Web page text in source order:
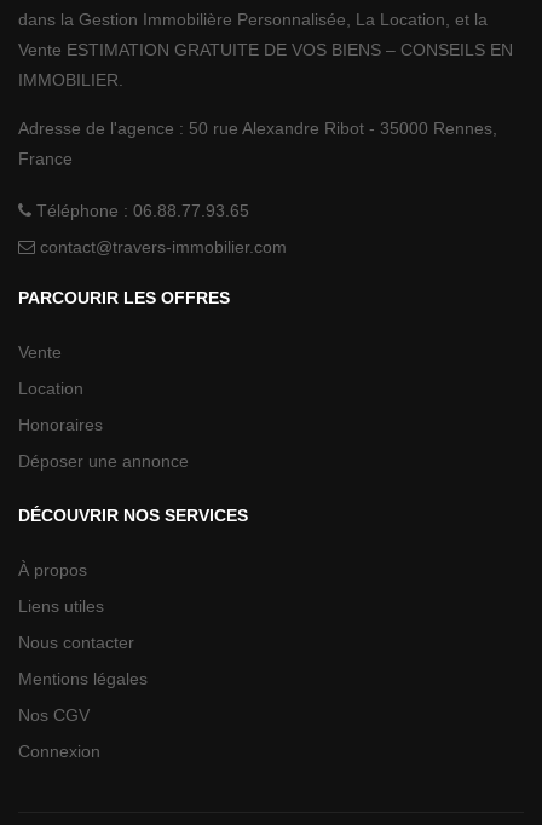
dans la Gestion Immobilière Personnalisée, La Location, et la
Vente ESTIMATION GRATUITE DE VOS BIENS – CONSEILS EN
IMMOBILIER.
Adresse de l'agence : 50 rue Alexandre Ribot - 35000 Rennes,
France
Téléphone : 06.88.77.93.65
contact@travers-immobilier.com
PARCOURIR LES OFFRES
Vente
Location
Honoraires
Déposer une annonce
DÉCOUVRIR NOS SERVICES
À propos
Liens utiles
Nous contacter
Mentions légales
Nos CGV
Connexion